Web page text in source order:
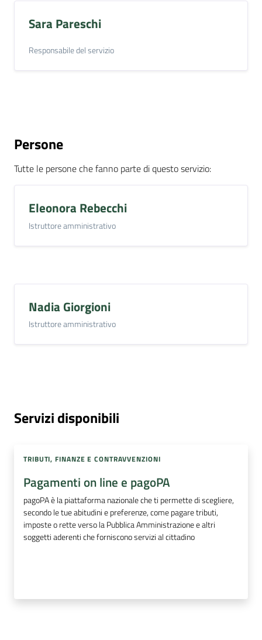
Sara Pareschi
Responsabile del servizio
Persone
Tutte le persone che fanno parte di questo servizio:
Eleonora Rebecchi
Istruttore amministrativo
Nadia Giorgioni
Istruttore amministrativo
Servizi disponibili
TRIBUTI, FINANZE E CONTRAVVENZIONI
Pagamenti on line e pagoPA
pagoPA è la piattaforma nazionale che ti permette di scegliere,
secondo le tue abitudini e preferenze, come pagare tributi,
imposte o rette verso la Pubblica Amministrazione e altri
soggetti aderenti che forniscono servizi al cittadino